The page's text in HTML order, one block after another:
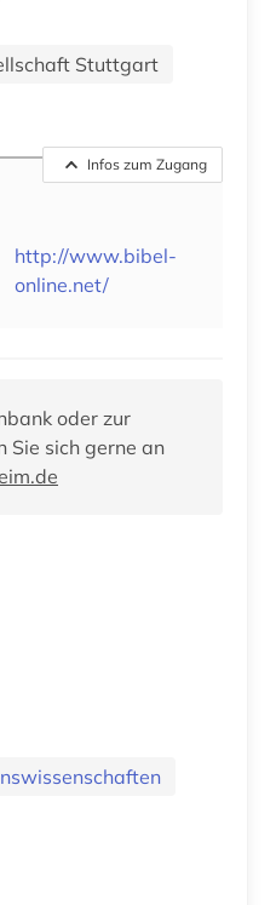
Stuttgart
Infos zum Zugang
http://www.bibel-
online.net/
oder zur
Sie sich gerne an